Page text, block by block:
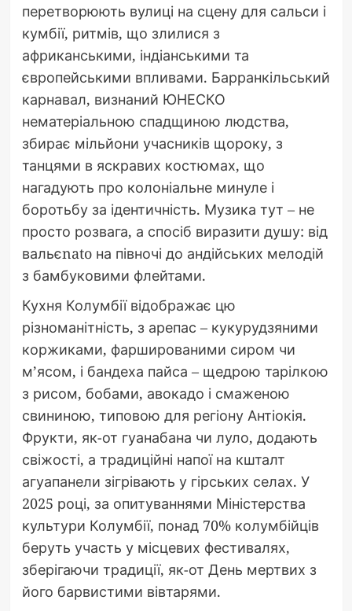
перетворюють вулиці на сцену для сальси і
кумбії, ритмів, що злилися з
африканськими, індіанськими та
європейськими впливами. Барранкільський
карнавал, визнаний ЮНЕСКО
нематеріальною спадщиною людства,
збирає мільйони учасників щороку, з
танцями в яскравих костюмах, що
нагадують про колоніальне минуле і
боротьбу за ідентичність. Музика тут – не
просто розвага, а спосіб виразити душу: від
вальєnato на півночі до андійських мелодій
з бамбуковими флейтами.
Кухня Колумбії відображає цю
різноманітність, з арепас – кукурудзяними
коржиками, фаршированими сиром чи
м’ясом, і бандеха пайса – щедрою тарілкою
з рисом, бобами, авокадо і смаженою
свининою, типовою для регіону Антіокія.
Фрукти, як-от гуанабана чи луло, додають
свіжості, а традиційні напої на кшталт
агуапанели зігрівають у гірських селах. У
2025 році, за опитуваннями Міністерства
культури Колумбії, понад 70% колумбійців
беруть участь у місцевих фестивалях,
зберігаючи традиції, як-от День мертвих з
його барвистими вівтарями.